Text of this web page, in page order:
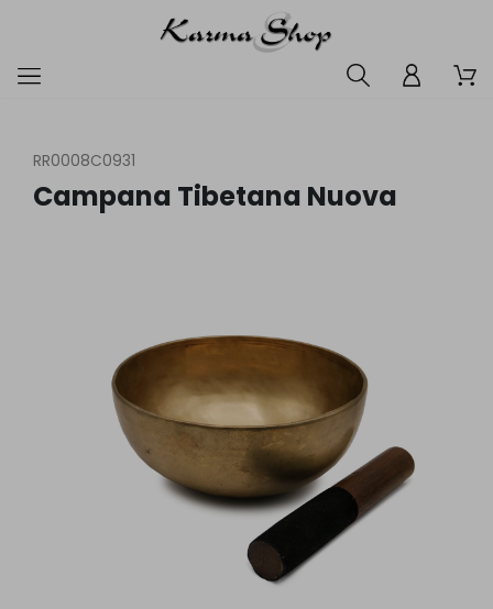
RR0008C0931
Campana Tibetana Nuova